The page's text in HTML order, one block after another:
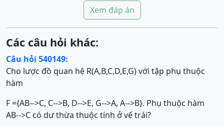
Xem đáp án
Các câu hỏi khác:
Câu hỏi 540149:
Cho lược đồ quan hệ R(A,B,C,D,E,G) với tập phụ thuộc
hàm
F ={AB-->C, C-->B, D-->E, G-->A, A-->B}. Phụ thuộc hàm
AB-->C có dư thừa thuộc tính ở vế trái?